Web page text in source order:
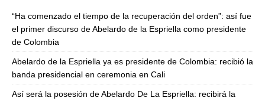
“Ha comenzado el tiempo de la recuperación del orden”: así fue
el primer discurso de Abelardo de la Espriella como presidente
de Colombia
Abelardo de la Espriella ya es presidente de Colombia: recibió la
banda presidencial en ceremonia en Cali
Así será la posesión de Abelardo De La Espriella: recibirá la